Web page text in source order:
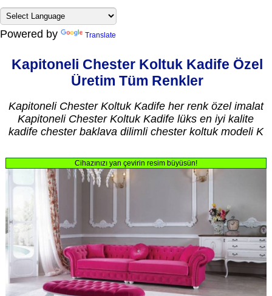
Powered by Translate
Kapitoneli Chester Koltuk Kadife Özel
Üretim Tüm Renkler
Kapitoneli Chester Koltuk Kadife her renk özel imalat
Kapitoneli Chester Koltuk Kadife lüks en iyi kalite
kadife chester baklava dilimli chester koltuk modeli K
Cihazınızı yan çevirin resim büyüsün!